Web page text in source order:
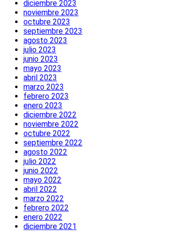
diciembre 2023
noviembre 2023
octubre 2023
septiembre 2023
agosto 2023
julio 2023
junio 2023
mayo 2023
abril 2023
marzo 2023
febrero 2023
enero 2023
diciembre 2022
noviembre 2022
octubre 2022
septiembre 2022
agosto 2022
julio 2022
junio 2022
mayo 2022
abril 2022
marzo 2022
febrero 2022
enero 2022
diciembre 2021